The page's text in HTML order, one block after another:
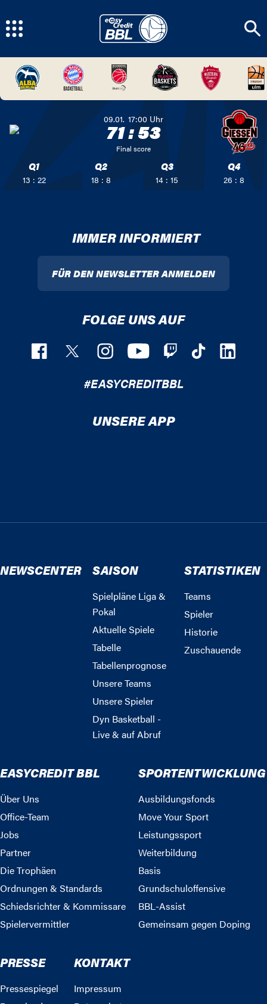
09.01. 17:00 Uhr
71:53
Final score
Q1
13 : 22
Q2
18 : 8
Q3
14 : 15
Q4
26 : 8
IMMER INFORMIERT
FÜR DEN NEWSLETTER ANMELDEN
FOLGE UNS AUF
#EASYCREDITBBL
UNSERE APP
NEWSCENTER SAISON
Spielpläne Liga &
Pokal
Aktuelle Spiele
Tabelle
Tabellenprognose
Unsere Teams
Unsere Spieler
Dyn Basketball -
Live & auf Abruf
STATISTIKEN
Teams
Spieler
Historie
Zuschauende
EASYCREDIT BBL
Über Uns
Office-Team
Jobs
Partner
Die Trophäen
Ordnungen & Standards
Schiedsrichter & Kommissare
Spielervermittler
SPORTENTWICKLUNG
Ausbildungsfonds
Move Your Sport
Leistungssport
Weiterbildung
Basis
Grundschuloffensive
BBL-Assist
Gemeinsam gegen Doping
PRESSE
Pressespiegel
KONTAKT
Impressum